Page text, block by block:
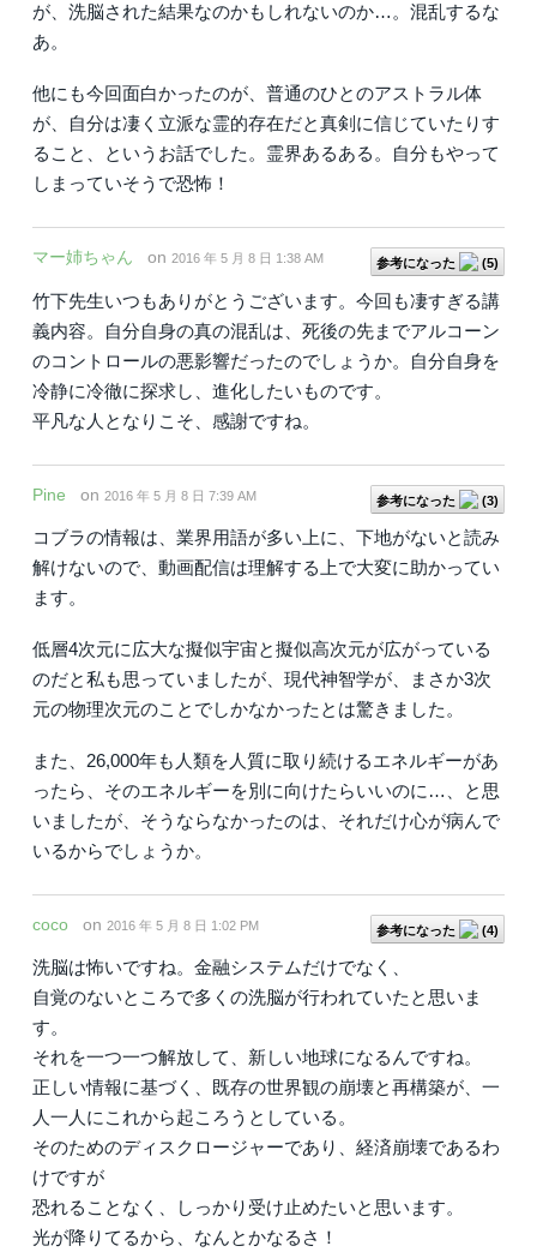
が、洗脳された結果なのかもしれないのか…。混乱するな
あ。
他にも今回面白かったのが、普通のひとのアストラル体
が、自分は凄く立派な霊的存在だと真剣に信じていたりす
ること、というお話でした。霊界あるある。自分もやって
しまっていそうで恐怖！
参考になった (5)
マー姉ちゃん on 2016 年 5 月 8 日 1:38 AM
竹下先生いつもありがとうございます。今回も凄すぎる講
義内容。自分自身の真の混乱は、死後の先までアルコーン
のコントロールの悪影響だったのでしょうか。自分自身を
冷静に冷徹に探求し、進化したいものです。
平凡な人となりこそ、感謝ですね。
参考になった (3)
Pine on 2016 年 5 月 8 日 7:39 AM
コブラの情報は、業界用語が多い上に、下地がないと読み
解けないので、動画配信は理解する上で大変に助かってい
ます。
低層4次元に広大な擬似宇宙と擬似高次元が広がっている
のだと私も思っていましたが、現代神智学が、まさか3次
元の物理次元のことでしかなかったとは驚きました。
また、26,000年も人類を人質に取り続けるエネルギーがあ
ったら、そのエネルギーを別に向けたらいいのに…、と思
いましたが、そうならなかったのは、それだけ心が病んで
いるからでしょうか。
参考になった (4)
coco on 2016 年 5 月 8 日 1:02 PM
洗脳は怖いですね。金融システムだけでなく、
自覚のないところで多くの洗脳が行われていたと思いま
す。
それを一つ一つ解放して、新しい地球になるんですね。
正しい情報に基づく、既存の世界観の崩壊と再構築が、一
人一人にこれから起ころうとしている。
そのためのディスクロージャーであり、経済崩壊であるわ
けですが
恐れることなく、しっかり受け止めたいと思います。
光が降りてるから、なんとかなるさ！